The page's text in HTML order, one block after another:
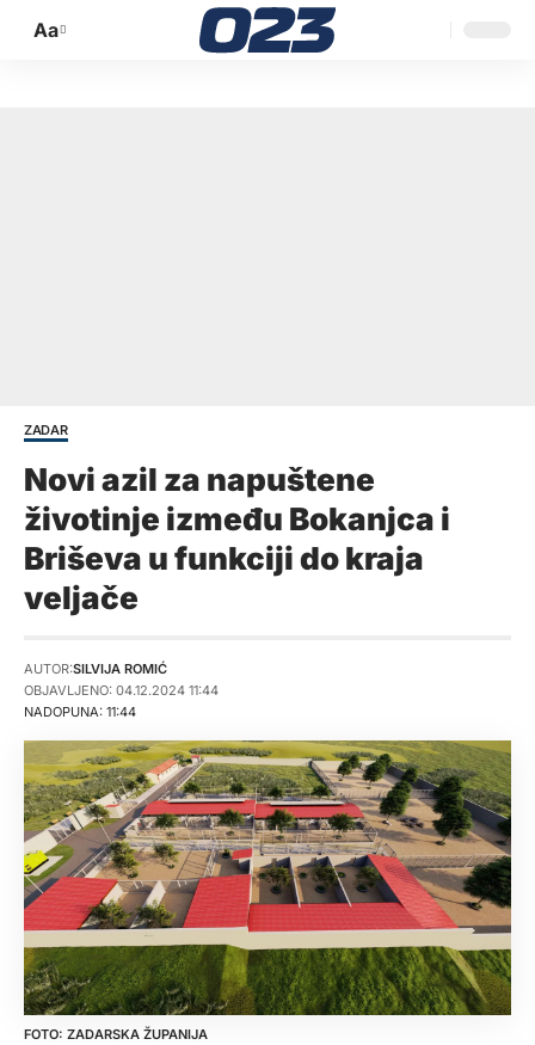
Promijeni
Aa
ZADAR
Novi azil za napuštene
životinje između Bokanjca i
Briševa u funkciji do kraja
veljače
NADOPUNA: 11:44
AUTOR:SILVIJA ROMIĆ
OBJAVLJENO: 04.12.2024 11:44
ZADARSKA ŽUPANIJA